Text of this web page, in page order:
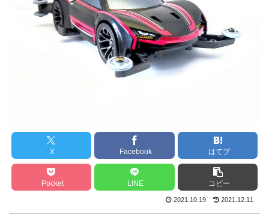
X Facebook はてブ
Pocket LINE コピー
2021.10.19 2021.12.11